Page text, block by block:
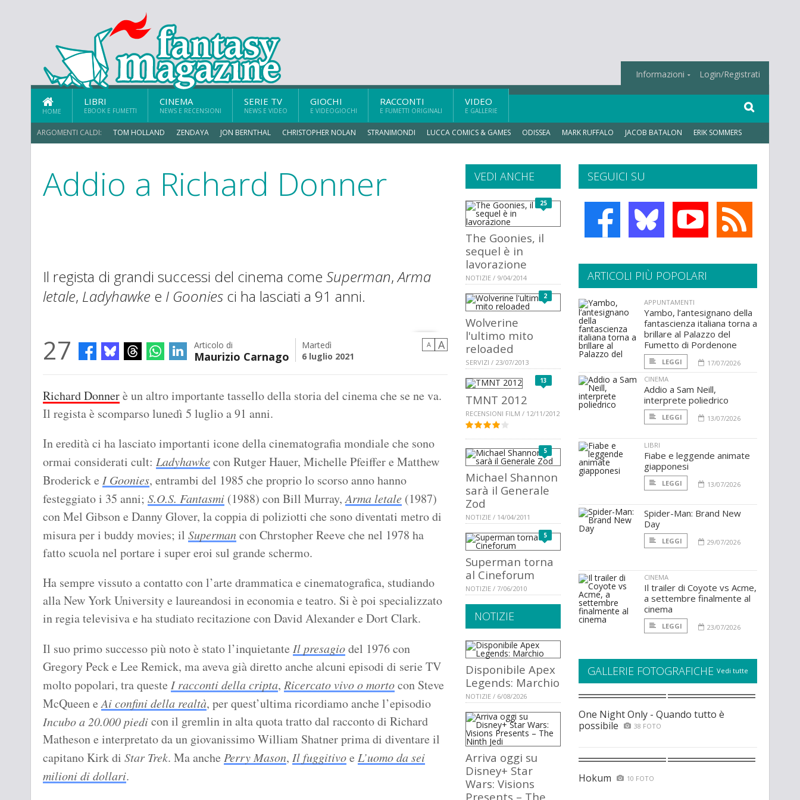
Informazioni Login/Registrati
HOME
LIBRI
EBOOK E FUMETTI
CINEMA
NEWS E RECENSIONI
SERIE TV
NEWS E VIDEO
GIOCHI
E VIDEOGIOCHI
RACCONTI
E FUMETTI ORIGINALI
VIDEO
E GALLERIE
ARGOMENTI CALDI: TOM HOLLAND ZENDAYA JON BERNTHAL CHRISTOPHER NOLAN STRANIMONDI LUCCA COMICS & GAMES ODISSEA MARK RUFFALO JACOB BATALON ERIK SOMMERS
Addio a Richard Donner
Il regista di grandi successi del cinema come Superman,Arma
letale, Ladyhawke e I Goonies ci ha lasciati a 91 anni.
27 Articolo di
Maurizio Carnago
Martedì
6 luglio 2021
A A
Richard Donnerè un altro importante tassello della storia del cinema che se ne va.
Il regista è scomparso lunedì 5 luglio a 91 anni.
In eredità ci ha lasciato importanti icone della cinematografia mondiale che sono
ormai considerati cult: Ladyhawke con Rutger Hauer, Michelle Pfeiffer e Matthew
Broderick e I Goonies, entrambi del 1985 che proprio lo scorso anno hanno
festeggiato i 35 anni; S.O.S. Fantasmi (1988) con Bill Murray,Arma letale (1987)
con Mel Gibson e Danny Glover, la coppia di poliziotti che sono diventati metro di
misura per i buddy movies; il Supermancon Chrstopher Reeve che nel 1978 ha
fatto scuola nel portare i super eroi sul grande schermo.
Ha sempre vissuto a contatto con l’arte drammatica e cinematografica, studiando
alla New York University e laureandosi in economia e teatro. Si è poi specializzato
in regia televisiva e ha studiato recitazione con David Alexander e Dort Clark.
Il suo primo successo più noto è stato l’inquietante Il presagiodel 1976 con
Gregory Peck e Lee Remick, ma aveva già diretto anche alcuni episodi di serie TV
molto popolari, tra queste I racconti della cripta, Ricercato vivo o mortocon Steve
McQueen eAi confini della realtà, per quest’ultima ricordiamo anche l’episodio
Incubo a 20.000 piedicon il gremlin in alta quota tratto dal racconto di Richard
Matheson e interpretato da un giovanissimo William Shatner prima di diventare il
capitano Kirk di Star Trek. Ma anche Perry Mason, Il fuggitivoe L’uomo da sei
milioni di dollari.
SEGUICI SU
VEDI ANCHE
25
The Goonies, il
sequel è in
lavorazione
NOTIZIE / 9/04/2014
2
Wolverine
l'ultimo mito
reloaded
SERVIZI / 23/07/2013
13
TMNT 2012
RECENSIONI FILM / 12/11/2012
5
Michael Shannon
sarà il Generale
Zod
NOTIZIE / 14/04/2011
5
Superman torna
al Cineforum
NOTIZIE / 7/06/2010
NOTIZIE
Disponibile Apex
Legends: Marchio
NOTIZIE / 6/08/2026
Arriva oggi su
Disney+ Star
Wars: Visions
Presents – The
ARTICOLI PIÙ POPOLARI
APPUNTAMENTI
Yambo, l’antesignano della
fantascienza italiana torna a
brillare al Palazzo del
Fumetto di Pordenone
LEGGI
17/07/2026
CINEMA
Addio a Sam Neill,
interprete poliedrico
LEGGI 13/07/2026
LIBRI
Fiabe e leggende animate
giapponesi
LEGGI 13/07/2026
Spider-Man: Brand New
Day
LEGGI 29/07/2026
CINEMA
Il trailer di Coyote vs Acme,
a settembre finalmente al
cinema
LEGGI 23/07/2026
GALLERIE FOTOGRAFICHE Vedi tutte
One Night Only - Quando tutto è
possibile
38 FOTO
Hokum 10 FOTO